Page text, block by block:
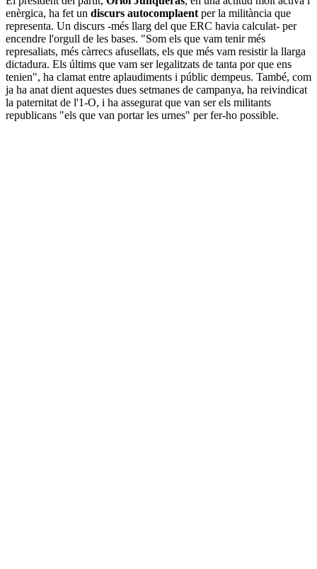
enèrgica, ha fet un discurs autocomplaent per la militància que
representa. Un discurs -més llarg del que ERC havia calculat- per
encendre l'orgull de les bases. "Som els que vam tenir més
represaliats, més càrrecs afusellats, els que més vam resistir la llarga
dictadura. Els últims que vam ser legalitzats de tanta por que ens
tenien", ha clamat entre aplaudiments i públic dempeus. També, com
ja ha anat dient aquestes dues setmanes de campanya, ha reivindicat
la paternitat de l'1-O, i ha assegurat que van ser els militants
republicans "els que van portar les urnes" per fer-ho possible.